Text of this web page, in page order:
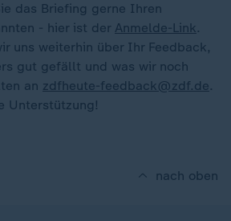
das Briefing gerne Ihren
- hier ist der Anmelde-Link.
uns weiterhin über Ihr Feedback,
gut gefällt und was wir noch
an zdfheute-feedback@zdf.de.
Unterstützung!
nach oben